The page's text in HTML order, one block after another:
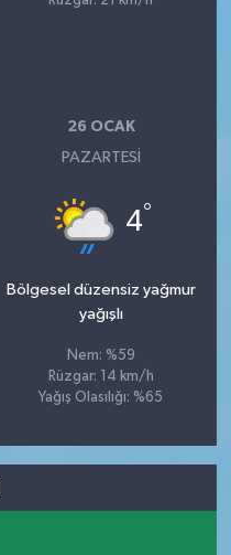
26 OCAK
PAZARTESI
4°
Bölgesel düzensiz yağmur
yağışlı
Nem: %59
Rüzgar: 14 km/h
Yağış Olasılığı: %65